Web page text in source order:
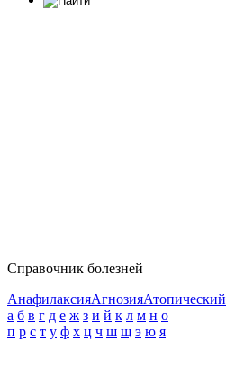
Справочник болезней
АнафилаксияАгнозияАтопический
а б в г д е ж з и й к л м н о
п р с т у ф х ц ч ш щ э ю я